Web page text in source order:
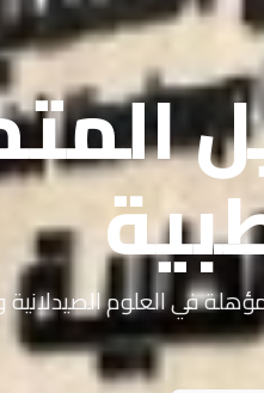
في العلوم الصيدلانية